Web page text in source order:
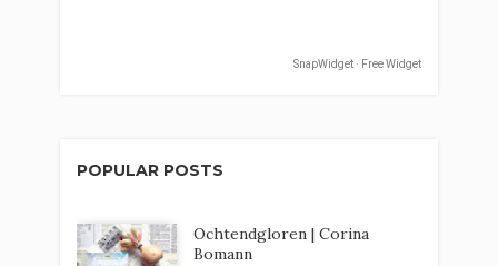
SnapWidget · Free Widget
POPULAR POSTS
Ochtendgloren | Corina
Bomann